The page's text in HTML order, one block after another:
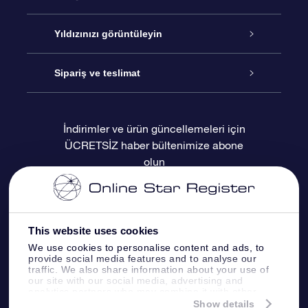
This website uses cookies
We use cookies to personalise content and ads, to
provide social media features and to analyse our
traffic. We also share information about your use of
our site with our social media, advertising and
information that you’ve provided to them or that
Show details
İletişim
Blogu
Değerlendirmeler
Çevrimiçi Yıldız Hediyesi
OSR Hediye Paketi
OSR Hediye Kartı
Kurumsal hediyeler
Yıldızınızı görüntüleyin
Star Register
Kişiselleştirilmiş Yıldız Sayfası
Bir Milyon Yıldız
OSR Starsaver
Fly me to the stars VR sanal gerçeklik
uygulaması
Sipariş ve teslimat
Ödeme bilgileri
Sevkiyat bilgileri
İade Politikası
Takımyıldızı
İndirimler ve ürün güncellemeleri için
ÜCRETSİZ haber bültenimize abone
olun